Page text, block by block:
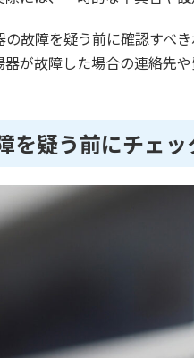
故障を疑う前に確認すべ
が故障した場合の連絡先や
を疑う前にチェ